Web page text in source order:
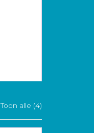
Toon alle (4)